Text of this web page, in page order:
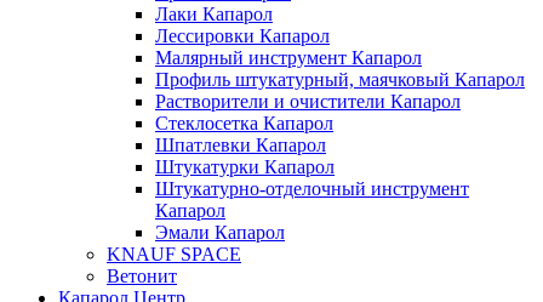
Лаки Капарол
Лессировки Капарол
Малярный инструмент Капарол
Профиль штукатурный, маячковый Капарол
Растворители и очистители Капарол
Cтеклосетка Капарол
Шпатлевки Капарол
Штукатурки Капарол
Штукатурно-отделочный инструмент
Капарол
Эмали Капарол
KNAUF SPACE
Ветонит
Капарол Центр